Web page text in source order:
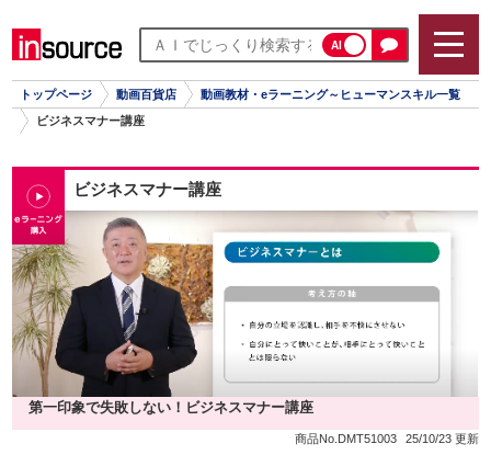
AI
トップページ 動画百貨店
動画教材・eラーニング～ヒューマンスキル一覧
ビジネスマナー講座
ビジネスマナー講座
第一印象で失敗しない！ビジネスマナー講座
商品No.DMT51003 25/10/23 更新